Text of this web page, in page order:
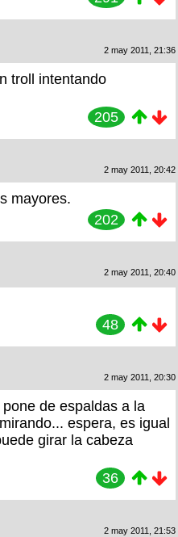
2 may 2011, 21:36
troll intentando
205
2 may 2011, 20:42
mayores.
202
2 may 2011, 20:40
48
2 may 2011, 20:30
de espaldas a la
espera, es igual
girar la cabeza
36
2 may 2011, 21:53